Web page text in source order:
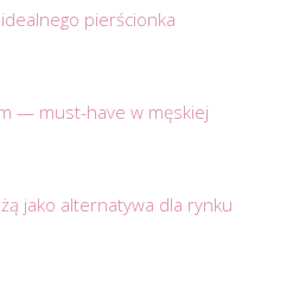
pierścionka
— must-have w męskiej
jako alternatywa dla rynku